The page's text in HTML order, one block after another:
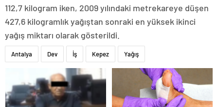
112,7 kilogram iken, 2009 yılındaki metrekareye düşen
427,6 kilogramlık yağıştan sonraki en yüksek ikinci
yağış miktarı olarak gösterildi.
Antalya Dev İş Kepez Yağış